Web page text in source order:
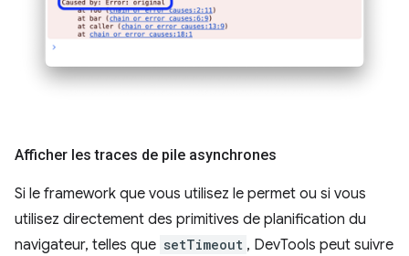
Afficher les traces de pile asynchrones
Si le framework que vous utilisez le permet ou si vous
utilisez directement des primitives de planification du
navigateur, telles que setTimeout , DevTools peut suivre